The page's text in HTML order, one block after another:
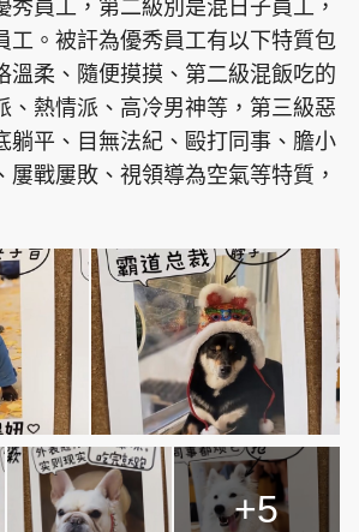
秀員工，第二級別是混日子員工，
工。被訐為優秀員工有以下特質包
溫柔、隨便摸摸、第二級混飯吃的
、熱情派、高冷男神等，第三級惡
躺平、目無法紀、毆打同事、膽小
屢戰屢敗、視領導為空氣等特質，
+5